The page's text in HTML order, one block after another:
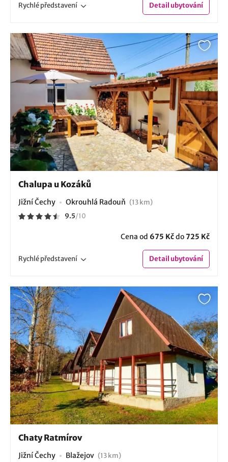
Rychlépředstavení Detailubytování
Chalupa u Kozáků
Jižní Čechy Okrouhlá Radouň (13 km)
9.5/10
Cena od 675 Kčdo725 Kč
Rychlépředstavení Detailubytování
Chaty Ratmírov
Jižní Čechy Blažejov (13 km)